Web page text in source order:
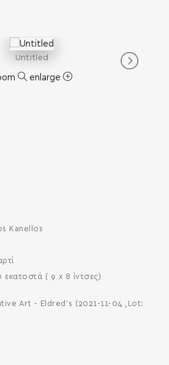
Untitled
enlarge
Kanellos
εκατοστά ( 9 x 8 ίντσες)
Art - Eldred's (2021-11-04 ,Lot: